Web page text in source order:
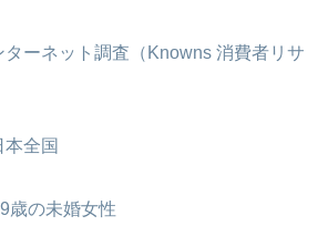
ターネット調査（Knowns 消費者リサ
本全国
歳の未婚女性